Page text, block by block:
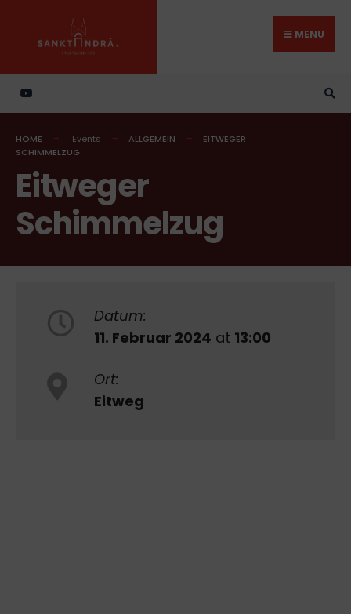
content
MENU
HOME Events ALLGEMEIN
EITWEGER
SCHIMMELZUG
Eitweger
Schimmelzug
Datum:
11. Februar 2024 at 13:00
Ort:
Eitweg